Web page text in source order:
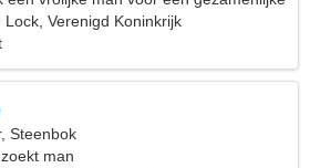
Lock, Verenigd Koninkrijk
Steenbok
man